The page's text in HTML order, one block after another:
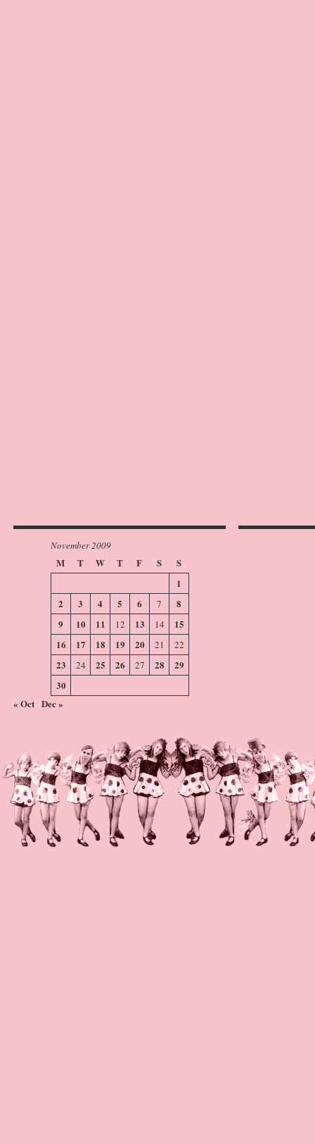
November 2009
M T W T F S
S
1
2
3 4 5 6 7
8
9
10 11 12 13 14
15
16
17 18 19 20 21 22
23 24 25 26 27 28
29
30
« Oct Dec »